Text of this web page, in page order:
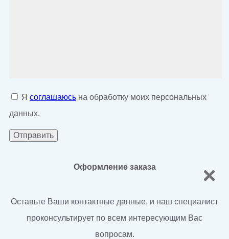
Я соглашаюсь на обработку моих персональных
данных.
Оформление заказа
Оставьте Ваши контактные данные, и наш специалист
проконсультирует по всем интересующим Вас
вопросам.